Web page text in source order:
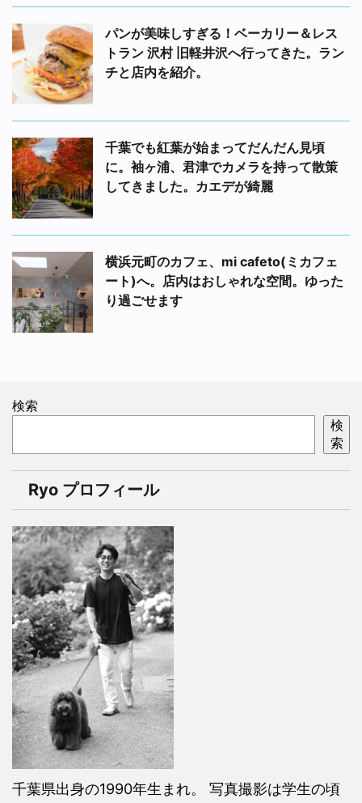
パンが美味しすぎる！ベーカリー＆レス
トラン 沢村 旧軽井沢へ行ってきた。ラン
チと店内を紹介。
千葉でも紅葉が始まってだんだん見頃
に。袖ヶ浦、君津でカメラを持って散策
してきました。カエデが綺麗
横浜元町のカフェ、mi cafeto(ミカフェ
ート)へ。店内はおしゃれな空間。ゆった
り過ごせます
検索
検
索
Ryo プロフィール
千葉県出身の1990年生まれ。 写真撮影は学生の頃